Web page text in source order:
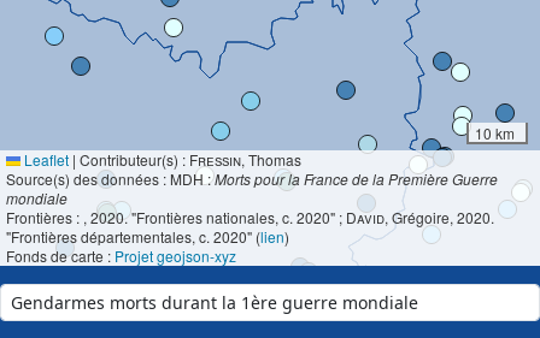
10 km
Leaflet | Contributeur(s) : Fressin, Thomas
Source(s) des données : MDH :Morts pour la France de la Première Guerre
mondiale
Frontières : , 2020. "Frontières nationales, c. 2020" ; David, Grégoire, 2020.
"Frontières départementales, c. 2020" (lien)
Fonds de carte : Projet geojson-xyz